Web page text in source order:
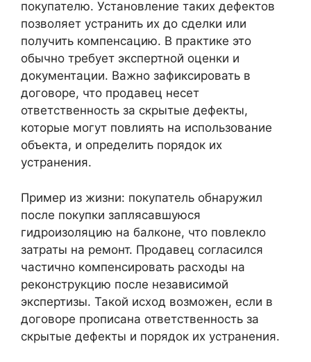
покупателю. Установление таких дефектов
позволяет устранить их до сделки или
получить компенсацию. В практике это
обычно требует экспертной оценки и
документации. Важно зафиксировать в
договоре, что продавец несет
ответственность за скрытые дефекты,
которые могут повлиять на использование
объекта, и определить порядок их
устранения.
Пример из жизни: покупатель обнаружил
после покупки заплясавшуюся
гидроизоляцию на балконе, что повлекло
затраты на ремонт. Продавец согласился
частично компенсировать расходы на
реконструкцию после независимой
экспертизы. Такой исход возможен, если в
договоре прописана ответственность за
скрытые дефекты и порядок их устранения.